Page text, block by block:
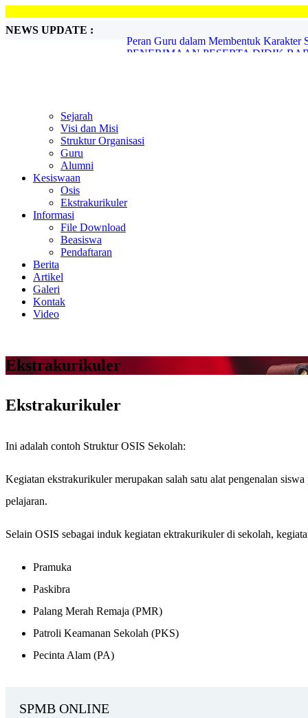
NEWS UPDATE :
PENERIMAAN PESERTA DIDIK
Tokoh Pedidikan Riau Djauzak Ahmad
Sejarah
Visi dan Misi
Struktur Organisasi
Guru
Alumni
Kesiswaan
Osis
Ekstrakurikuler
Informasi
File Download
Beasiswa
Pendaftaran
Berita
Artikel
Galeri
Kontak
Video
Ekstrakurikuler
Ekstrakurikuler
Ini adalah contoh Struktur OSIS Sekolah:
Kegiatan ekstrakurikuler merupakan salah satu alat pengenalan
pelajaran.
Selain OSIS sebagai induk kegiatan ektrakurikuler di sekolah,
Pramuka
Paskibra
Palang Merah Remaja (PMR)
Patroli Keamanan Sekolah (PKS)
Pecinta Alam (PA)
SPMB ONLINE